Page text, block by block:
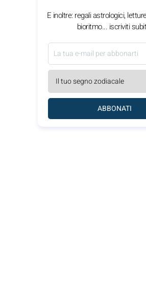
E inoltre: regali astrologici,
bioritmo... iscriviti
ABBONATI